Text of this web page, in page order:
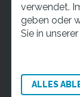
STARTUP
+49 2381
verwendet.
geben oder
Sie in unserer
ALLES